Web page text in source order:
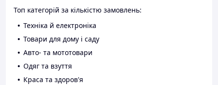
Топ категорій за кількістю замовлень:
Техніка й електроніка
Товари для дому і саду
Авто- та мототовари
Одяг та взуття
Краса та здоров'я